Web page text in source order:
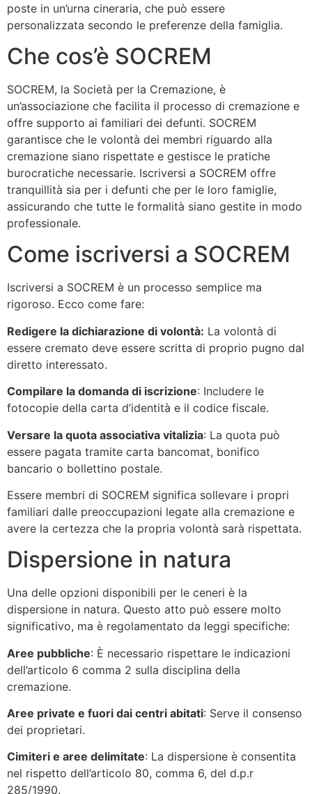
poste in un’urna cineraria, che può essere
personalizzata secondo le preferenze della famiglia.
Che cos’è SOCREM
SOCREM, la Società per la Cremazione, è
un’associazione che facilita il processo di cremazione e
offre supporto ai familiari dei defunti. SOCREM
garantisce che le volontà dei membri riguardo alla
cremazione siano rispettate e gestisce le pratiche
burocratiche necessarie. Iscriversi a SOCREM offre
tranquillità sia per i defunti che per le loro famiglie,
assicurando che tutte le formalità siano gestite in modo
professionale.
Come iscriversi a SOCREM
Iscriversi a SOCREM è un processo semplice ma
rigoroso. Ecco come fare:
Redigere la dichiarazione di volontà: La volontà di
essere cremato deve essere scritta di proprio pugno dal
diretto interessato.
Compilare la domanda di iscrizione: Includere le
fotocopie della carta d’identità e il codice fiscale.
Versare la quota associativa vitalizia: La quota può
essere pagata tramite carta bancomat, bonifico
bancario o bollettino postale.
Essere membri di SOCREM significa sollevare i propri
familiari dalle preoccupazioni legate alla cremazione e
avere la certezza che la propria volontà sarà rispettata.
Dispersione in natura
Una delle opzioni disponibili per le ceneri è la
dispersione in natura. Questo atto può essere molto
significativo, ma è regolamentato da leggi specifiche:
Aree pubbliche: È necessario rispettare le indicazioni
dell’articolo 6 comma 2 sulla disciplina della
cremazione.
Aree private e fuori dai centri abitati: Serve il consenso
dei proprietari.
Cimiteri e aree delimitate: La dispersione è consentita
nel rispetto dell’articolo 80, comma 6, del d.p.r
285/1990.